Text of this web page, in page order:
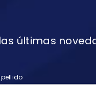
últimas